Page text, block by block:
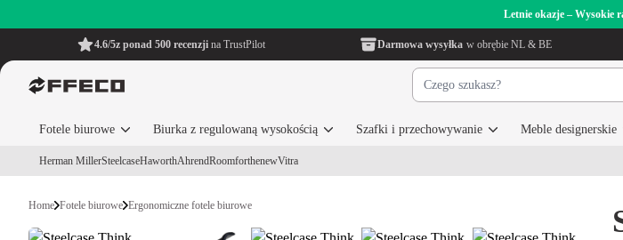
Letnie okazje – Wysokie
4.6/5z ponad 500 recenzji na TrustPilot Darmowa wysyłka w obrębie NL & BE
Fotele biurowe Biurka z regulowaną wysokością Szafki i przechowywanie Meble designerskie
Herman MillerSteelcaseHaworthAhrendRoomforthenewVitra
Home Fotele biurowe Ergonomiczne fotele biurowe